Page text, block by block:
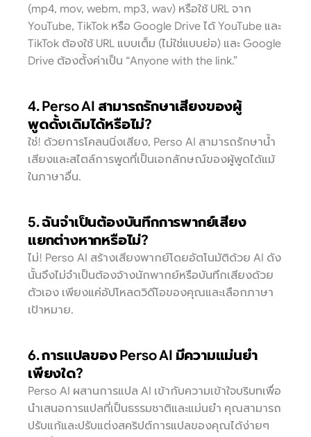
(mp4, mov, webm, mp3, wav) หรือใช้ URL จาก
YouTube, TikTok หรือ Google Drive ได้ YouTube และ
TikTok ต้องใช้ URL แบบเต็ม (ไม่ใช่แบบย่อ) และ Google
Drive ต้องตั้งค่าเป็น “Anyone with the link.”
4. Perso AI สามารถรักษาเสียงของผู้
พูดดั้งเดิมได้หรือไม่?
ใช่! ด้วยการโคลนนิ่งเสียง, Perso AI สามารถรักษาน้ำ
เสียงและสไตล์การพูดที่เป็นเอกลักษณ์ของผู้พูดได้แม้
ในภาษาอื่น.
5. ฉันจำเป็นต้องบันทึกการพากย์เสียง
แยกต่างหากหรือไม่?
ไม่! Perso AI สร้างเสียงพากย์โดยอัตโนมัติด้วย AI ดัง
นั้นจึงไม่จำเป็นต้องจ้างนักพากย์หรือบันทึกเสียงด้วย
ตัวเอง เพียงแค่อัปโหลดวิดีโอของคุณและเลือกภาษา
เป้าหมาย.
6. การแปลของ Perso AI มีความแม่นยำ
เพียงใด?
Perso AI ผสานการแปล AI เข้ากับความเข้าใจบริบทเพื่อ
นำเสนอการแปลที่เป็นธรรมชาติและแม่นยำ คุณสามารถ
ปรับแก้และปรับแต่งสคริปต์การแปลของคุณได้ง่ายๆ